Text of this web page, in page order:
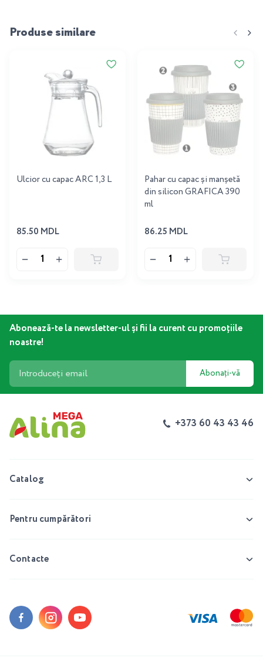
Produse similare
Ulcior cu capac ARC 1,3 L
85.50 MDL
Pahar cu capac și manșetă
din silicon GRAFICA 390
ml
86.25 MDL
Abonează-te la newsletter-ul și fii la curent cu promoțiile
noastre!
Abonați-vă
+373 60 43 43 46
Catalog
Pentru cumpărători
Contacte